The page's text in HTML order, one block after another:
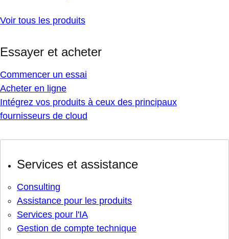
Voir tous les produits
Essayer et acheter
Commencer un essai
Acheter en ligne
Intégrez vos produits à ceux des principaux
fournisseurs de cloud
Services et assistance
Consulting
Assistance pour les produits
Services pour l'IA
Gestion de compte technique